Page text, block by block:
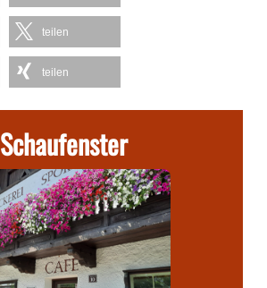
teilen
teilen
Schaufenster